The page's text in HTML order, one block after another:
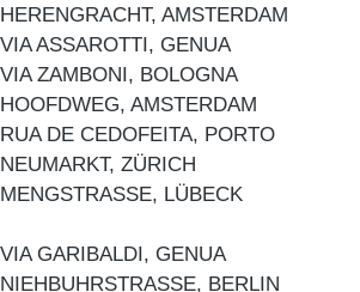
HERENGRACHT, AMSTERDAM
VIA ASSAROTTI, GENUA
VIA ZAMBONI, BOLOGNA
HOOFDWEG, AMSTERDAM
RUA DE CEDOFEITA, PORTO
NEUMARKT, ZÜRICH
MENGSTRASSE, LÜBECK
VIA GARIBALDI, GENUA
NIEHBUHRSTRASSE, BERLIN